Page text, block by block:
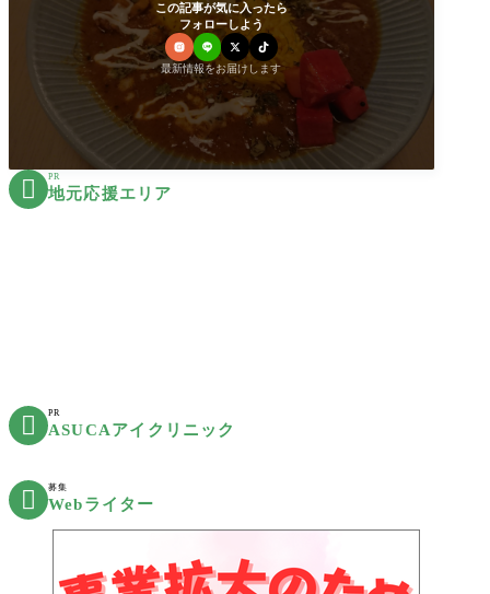
この記事が気に入ったら
フォローしよう
最新情報をお届けします
 PR
地元応援エリア
 PR
ASUCAアイクリニック
 募集
Webライター